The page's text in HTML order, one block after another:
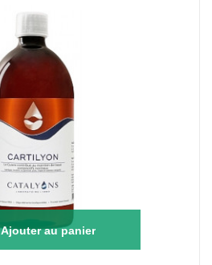
Ajouter au panier